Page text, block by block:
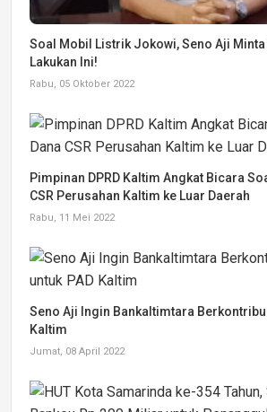
Soal Mobil Listrik Jokowi, Seno Aji
Lakukan Ini!
Rabu, 05 Oktober 2022
Pimpinan DPRD Kaltim Angkat Bicara
CSR Perusahan Kaltim ke Luar Daerah
Rabu, 11 Mei 2022
Seno Aji Ingin Bankaltimtara
Kaltim
Jumat, 08 April 2022